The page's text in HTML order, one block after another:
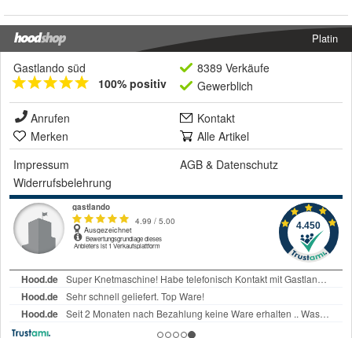
Platin
Gastlando süd
100% positiv
8389 Verkäufe
Gewerblich
Anrufen
Kontakt
Merken
Alle Artikel
Impressum
AGB & Datenschutz
Widerrufsbelehrung